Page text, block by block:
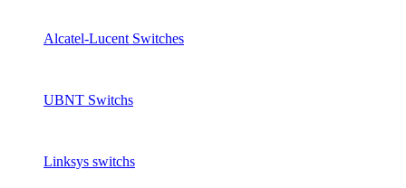
Alcatel-Lucent Switches
UBNT Switchs
Linksys switchs